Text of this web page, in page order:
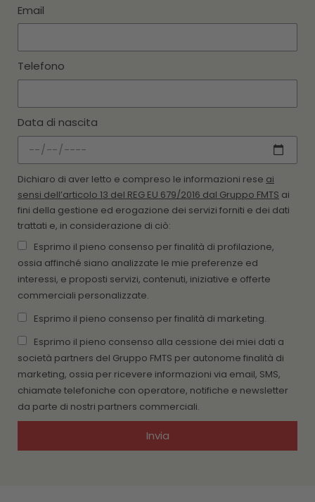
Email
Telefono
Data di nascita
Dichiaro di aver letto e compreso le informazioni rese ai
sensi dell’articolo 13 del REG EU 679/2016 dal Gruppo FMTS ai
fini della gestione ed erogazione dei servizi forniti e dei dati
trattati e, in considerazione di ciò:
Esprimo il pieno consenso per finalità di profilazione,
ossia affinché siano analizzate le mie preferenze ed
interessi, e proposti servizi, contenuti, iniziative e offerte
commerciali personalizzate.
Esprimo il pieno consenso per finalità di marketing.
Esprimo il pieno consenso alla cessione dei miei dati a
società partners del Gruppo FMTS per autonome finalità di
marketing, ossia per ricevere informazioni via email, SMS,
chiamate telefoniche con operatore, notifiche e newsletter
da parte di nostri partners commerciali.
Invia